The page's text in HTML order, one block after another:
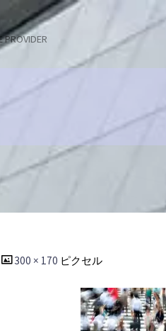
PROVIDER
フ 300 × 170 ピクセル